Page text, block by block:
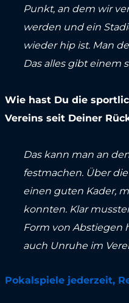
Punkt, an dem wir
werden und ein
wieder hip ist. Man
Das alles gibt einem
Wie hast Du die
Vereins seit Deiner
Das kann man an
festmachen. Über
einen guten Kader,
konnten. Klar
Form von Abstiegen
auch Unruhe im
Pokalspiele jederzeit,